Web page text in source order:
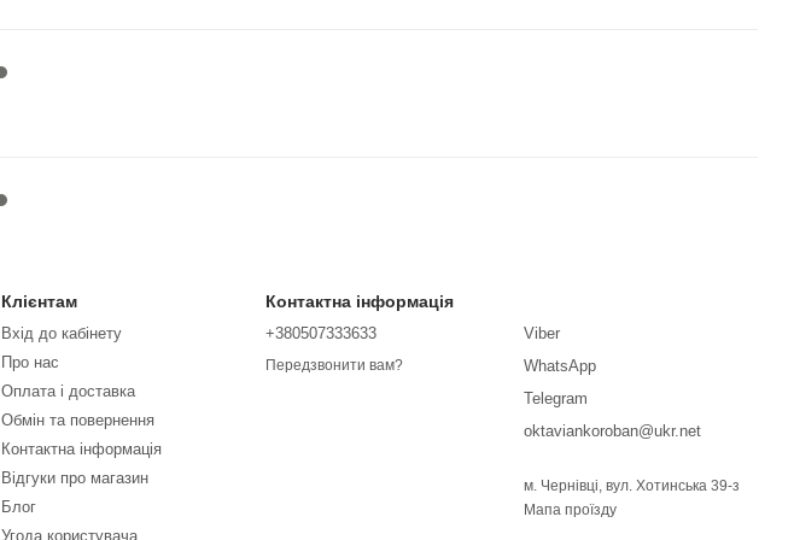
Клієнтам
Вхід до кабінету
Про нас
Оплата і доставка
Обмін та повернення
Контактна інформація
Відгуки про магазин
Блог
Угода користувача
Контактна інформація
+380507333633
Передзвонити вам?
Viber
WhatsApp
Telegram
oktaviankoroban@ukr.net
м. Чернівці, вул. Хотинська 39-з
Мапа проїзду